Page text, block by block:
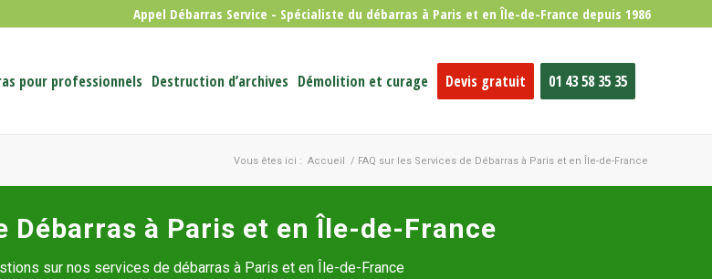
Appel Débarras Service - Spécialiste du débarras à Paris et en Île-de-France depuis 1986
pour professionnels Destruction d’archives Démolition et curage Devis gratuit 01 43 58 35 35
Vous êtes ici : Accueil / FAQ sur les Services de Débarras à Paris et en Île-de-France
Débarras à Paris et en Île-de-France
sur nos services de débarras à Paris et en Île-de-France